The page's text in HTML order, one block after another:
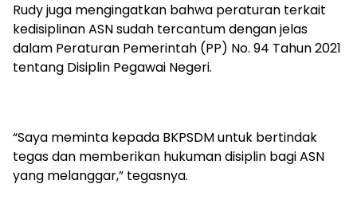
Rudy juga mengingatkan bahwa peraturan terkait
kedisiplinan ASN sudah tercantum dengan jelas
dalam Peraturan Pemerintah (PP) No. 94 Tahun 2021
tentang Disiplin Pegawai Negeri.
“Saya meminta kepada BKPSDM untuk bertindak
tegas dan memberikan hukuman disiplin bagi ASN
yang melanggar,” tegasnya.